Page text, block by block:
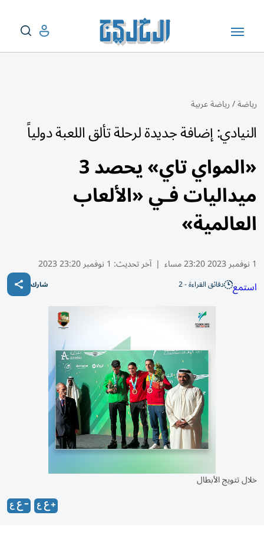
رياضة/رياضة عربية
النيادي: إضافة جديدة لرحلة تألق اللعبة دولياً
«المواي تاي» يحصد 3
ميداليات فـي «الألعاب
العالمية»
1 نوفمبر 2023 23:20 مساء | آخر تحديث: 1 نوفمبر 23:20 2023
استمع دقائق القراءة - 2 شارك
خلال تتويج الأبطال